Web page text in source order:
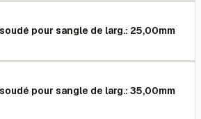
pour sangle de larg.: 25,00mm
pour sangle de larg.: 35,00mm